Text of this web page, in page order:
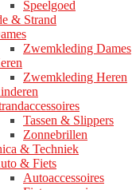
Speelgoed
& Strand
Zwemkleding Dames
Zwemkleding Heren
Tassen & Slippers
Zonnebrillen
& Techniek
& Fiets
Autoaccessoires